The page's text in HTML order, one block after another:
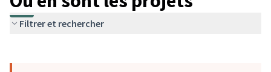
Filtrer et rechercher